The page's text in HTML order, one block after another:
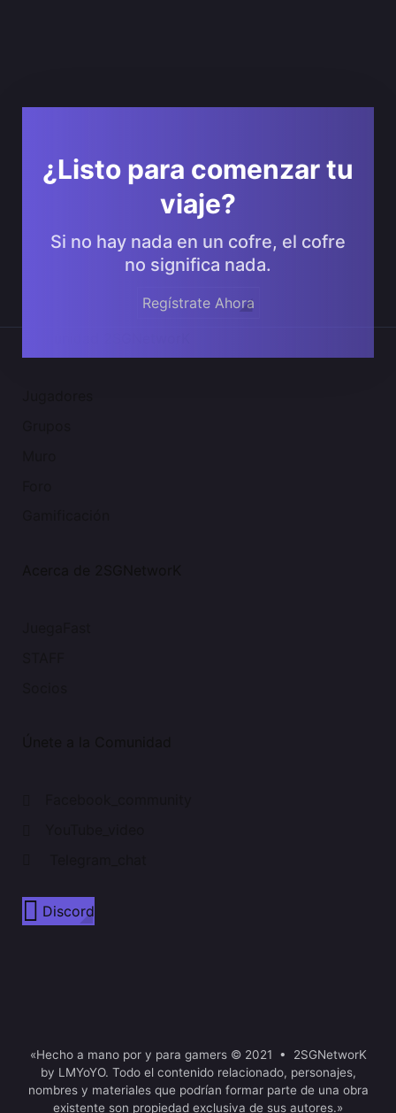
¿Listo para comenzar tu
viaje?
Si no hay nada en un cofre, el cofre
no significa nada.
Regístrate Ahora
Discord
«Hecho a mano por y para gamers © 2021 • 2SGNetworK
by LMYoYO. Todo el contenido relacionado, personajes,
nombres y materiales que podrían formar parte de una obra
existente son propiedad exclusiva de sus autores.»